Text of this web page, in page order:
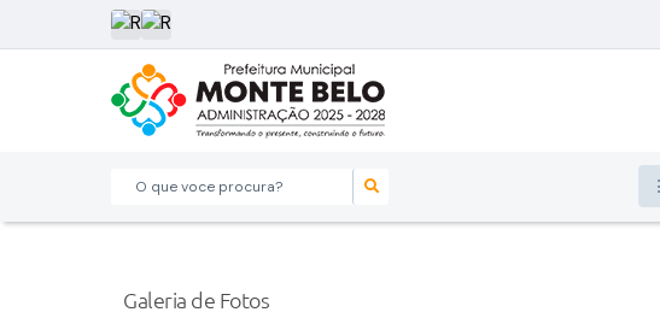
O que voce procura?
Galeria de Fotos